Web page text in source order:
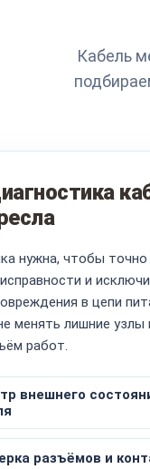
Кабель
нужна, чтобы точно
и
в цепи
менять лишние узлы
работ.
внешнего
разъёмов и